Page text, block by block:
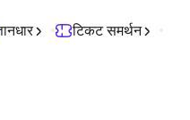
टिकट समर्थन